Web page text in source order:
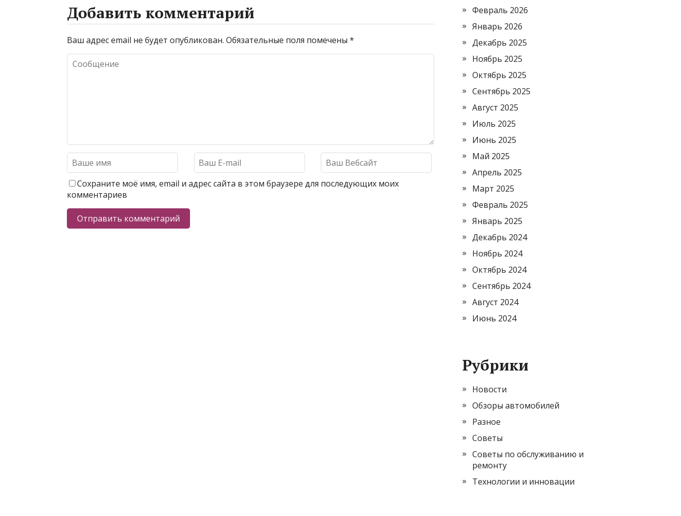
Добавить комментарий
Ваш адрес email не будет опубликован. Обязательные поля помечены *
Сохраните моё имя, email и адрес сайта в этом браузере для последующих моих
комментариев
Февраль 2026
Январь 2026
Декабрь 2025
Ноябрь 2025
Октябрь 2025
Сентябрь 2025
Август 2025
Июль 2025
Июнь 2025
Май 2025
Апрель 2025
Март 2025
Февраль 2025
Январь 2025
Декабрь 2024
Ноябрь 2024
Октябрь 2024
Сентябрь 2024
Август 2024
Июнь 2024
Рубрики
Новости
Обзоры автомобилей
Разное
Советы
Советы по обслуживанию и
ремонту
Технологии и инновации